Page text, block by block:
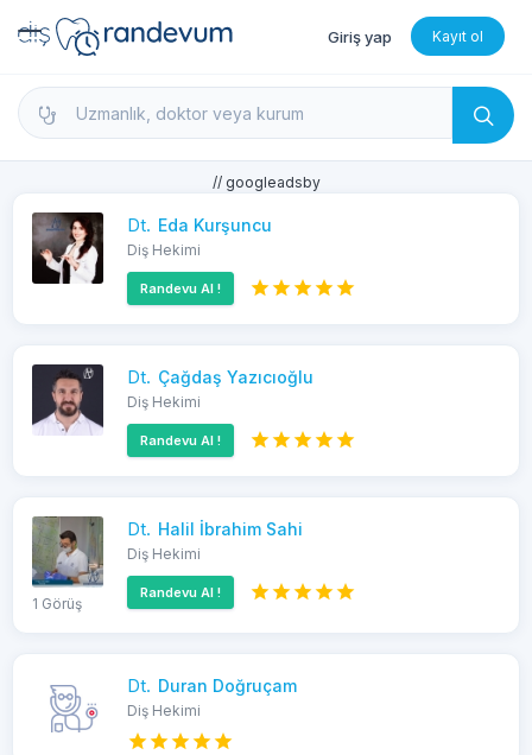
dishekimleri.net - Diş Hekimi Bul, Yorumları İncele
Giriş yap Kayıt ol
// googleadsby
Dt. Eda Kurşuncu
Diş Hekimi
Randevu Al !
Dt. Çağdaş Yazıcıoğlu
Diş Hekimi
Randevu Al !
1 Görüş
Dt. Halil İbrahim Sahi
Diş Hekimi
Randevu Al !
Dt. Duran Doğruçam
Diş Hekimi